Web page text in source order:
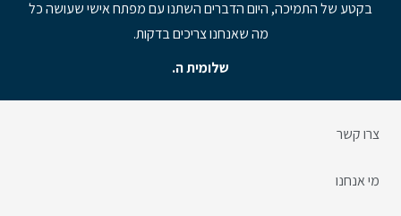
בקטע של התמיכה, היום הדברים השתנו עם מפתח אישי שעושה כל
מה שאנחנו צריכים בדקות.
שלומית ה.
צרו קשר
מי אנחנו